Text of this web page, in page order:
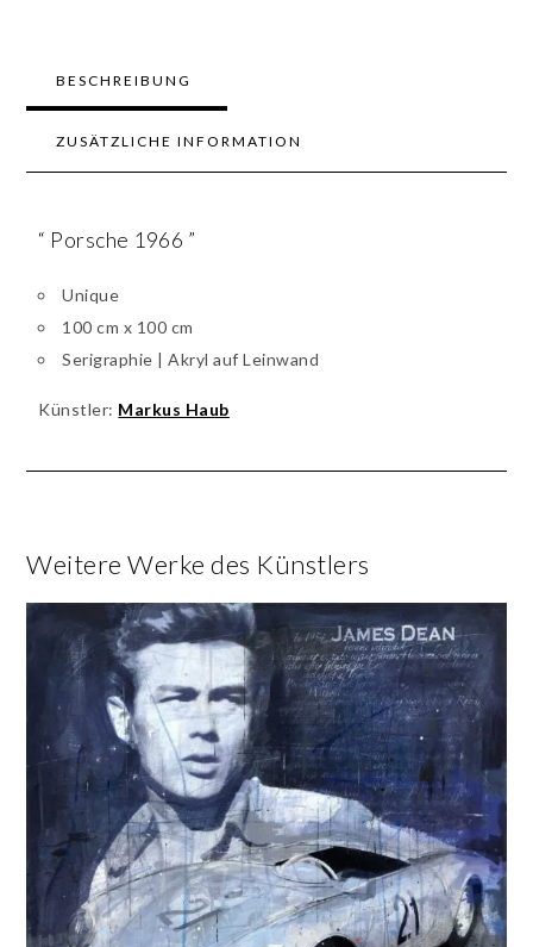
BESCHREIBUNG
ZUSÄTZLICHE INFORMATION
“ Porsche 1966 ”
Unique
100 cm x 100 cm
Serigraphie | Akryl auf Leinwand
Künstler: Markus Haub
Weitere Werke des Künstlers